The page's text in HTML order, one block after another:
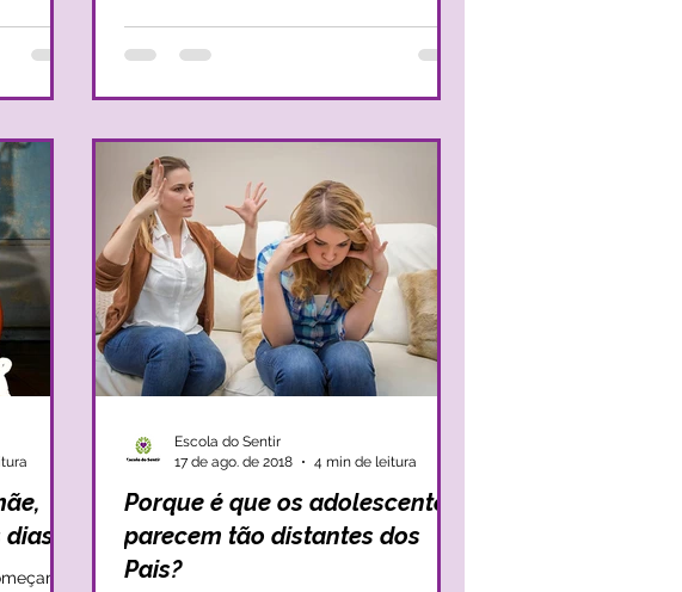
a
Porque é que os adolescentes
parecem tão distantes dos
Pais?
Escola do Sentir
17 de ago. de 2018
4 min de leitura